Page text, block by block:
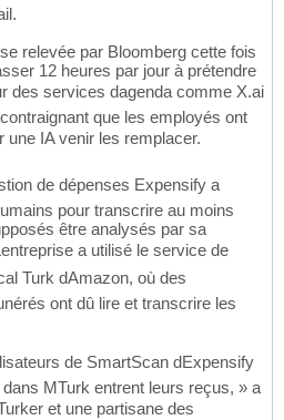
relevée par Bloomberg cette fois
12 heures par jour à prétendre
des services dagenda comme X.ai
que les employés ont
une IA venir les remplacer.
de dépenses Expensify a
pour transcrire au moins
être analysés par sa
a utilisé le service de
Turk dAmazon, où des
ont dû lire et transcrire les
de SmartScan dExpensify
MTurk entrent leurs reçus, » a
et une partisane des